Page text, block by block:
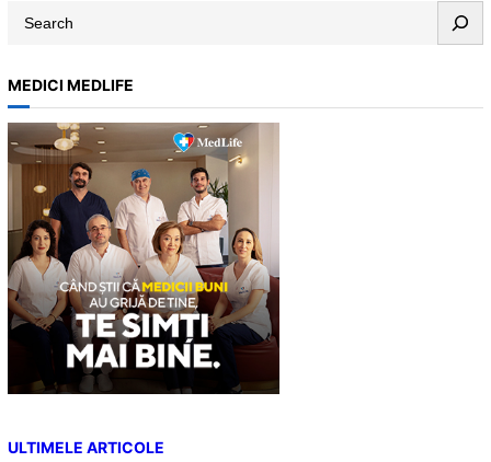
a
r
c
h
MEDICI MEDLIFE
ULTIMELE ARTICOLE